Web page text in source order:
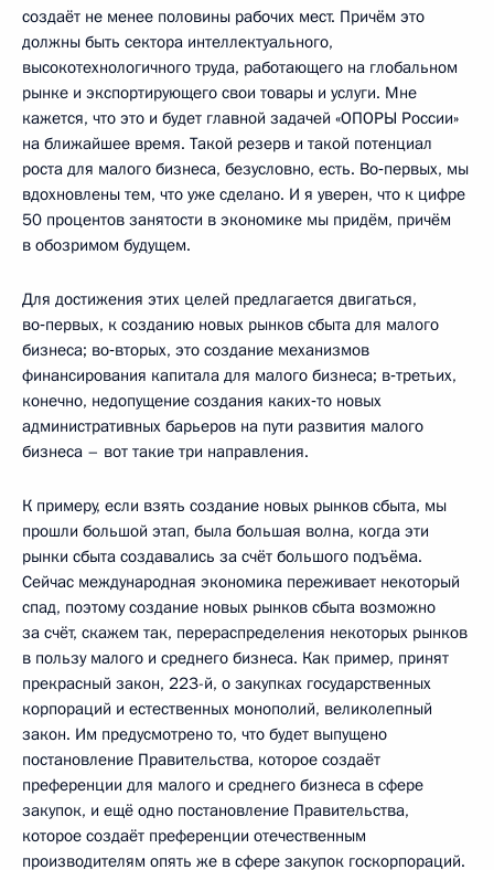
создаёт не менее половины рабочих мест. Причём это
должны быть сектора интеллектуального,
высокотехнологичного труда, работающего на глобальном
рынке и экспортирующего свои товары и услуги. Мне
кажется, что это и будет главной задачей «ОПОРЫ России»
на ближайшее время. Такой резерв и такой потенциал
роста для малого бизнеса, безусловно, есть. Во‑первых, мы
вдохновлены тем, что уже сделано. И я уверен, что к цифре
50 процентов занятости в экономике мы придём, причём
в обозримом будущем.
Для достижения этих целей предлагается двигаться,
во‑первых, к созданию новых рынков сбыта для малого
бизнеса; во‑вторых, это создание механизмов
финансирования капитала для малого бизнеса; в‑третьих,
конечно, недопущение создания каких‑то новых
административных барьеров на пути развития малого
бизнеса – вот такие три направления.
К примеру, если взять создание новых рынков сбыта, мы
прошли большой этап, была большая волна, когда эти
рынки сбыта создавались за счёт большого подъёма.
Сейчас международная экономика переживает некоторый
спад, поэтому создание новых рынков сбыта возможно
за счёт, скажем так, перераспределения некоторых рынков
в пользу малого и среднего бизнеса. Как пример, принят
прекрасный закон, 223-й, о закупках государственных
корпораций и естественных монополий, великолепный
закон. Им предусмотрено то, что будет выпущено
постановление Правительства, которое создаёт
преференции для малого и среднего бизнеса в сфере
закупок, и ещё одно постановление Правительства,
которое создаёт преференции отечественным
производителям опять же в сфере закупок госкорпораций.